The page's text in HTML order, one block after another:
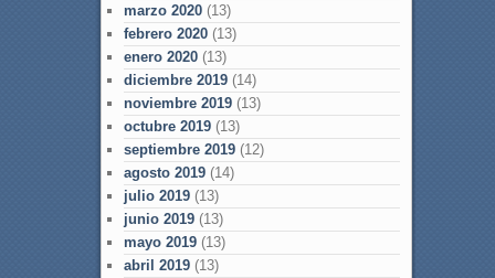
marzo 2020(13)
febrero 2020(13)
enero 2020(13)
diciembre 2019(14)
noviembre 2019(13)
octubre 2019(13)
septiembre 2019(12)
agosto 2019(14)
julio 2019(13)
junio 2019(13)
mayo 2019(13)
abril 2019(13)